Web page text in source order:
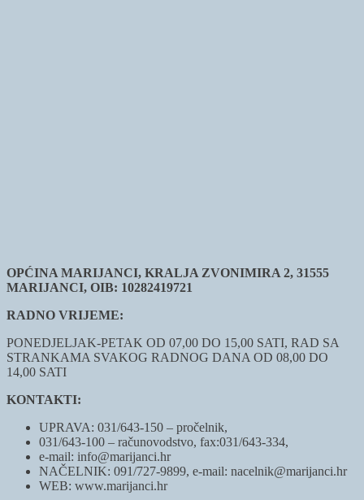
OPĆINA MARIJANCI, KRALJA ZVONIMIRA 2, 31555
MARIJANCI, OIB: 10282419721
RADNO VRIJEME:
PONEDJELJAK-PETAK OD 07,00 DO 15,00 SATI, RAD SA
STRANKAMA SVAKOG RADNOG DANA OD 08,00 DO
14,00 SATI
KONTAKTI:
UPRAVA: 031/643-150 – pročelnik,
031/643-100 – računovodstvo, fax:031/643-334,
e-mail: info@marijanci.hr
NAČELNIK: 091/727-9899, e-mail: nacelnik@marijanci.hr
WEB: www.marijanci.hr